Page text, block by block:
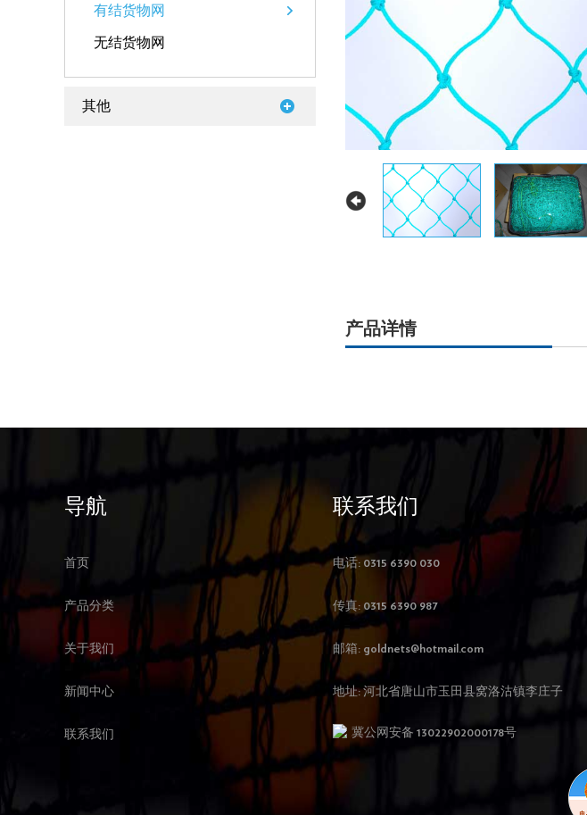
产品详情
有结货物网
无结货物网
其他
导航
首页
产品分类
关于我们
新闻中心
联系我们
联系我们
电话: 0315 6390 030
传真: 0315 6390 987
邮箱: goldnets@hotmail.com
地址: 河北省唐山市玉田县窝洛沽镇李庄子
冀公网安备 13022902000178号